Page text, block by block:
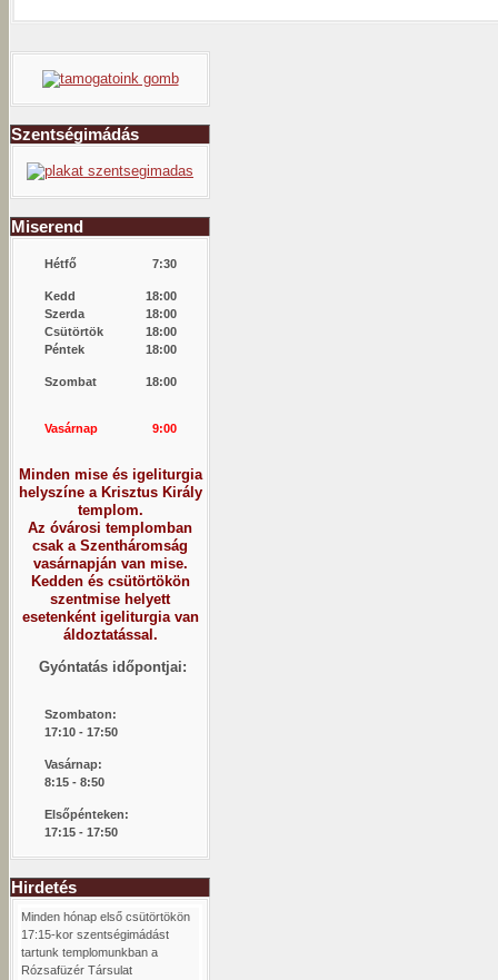
Szentségimádás
Miserend
Hétfő 7:30
Kedd
18:00
Szerda
18:00
Csütörtök
18:00
Péntek
18:00
Szombat 18:00
Vasárnap 9:00
Minden mise és igeliturgia
helyszíne a Krisztus Király
templom.
Az óvárosi templomban
csak a Szentháromság
vasárnapján van mise.
Kedden és csütörtökön
szentmise helyett
esetenként igeliturgia van
áldoztatással.
Gyóntatás időpontjai:
Szombaton:
17:10 - 17:50
Vasárnap:
8:15 - 8:50
Elsőpénteken:
17:15 - 17:50
Hirdetés
Minden hónap első csütörtökön
17:15-kor szentségimádást
tartunk templomunkban a
Rózsafüzér Társulat